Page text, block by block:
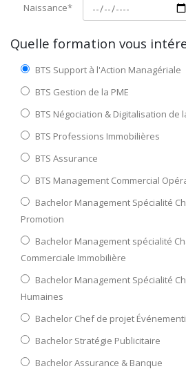
Naissance*
Quelle formation vous
BTS Support à l'Action Managériale
BTS Gestion de la PME
BTS Négociation & Digitalisation de
BTS Professions Immobilières
BTS Assurance
BTS Management Commercial
Bachelor Management Spécialité
Promotion
Bachelor Management spécialité
Commerciale Immobilière
Bachelor Management Spécialité
Humaines
Bachelor Chef de projet
Bachelor Stratégie Publicitaire
Bachelor Assurance & Banque